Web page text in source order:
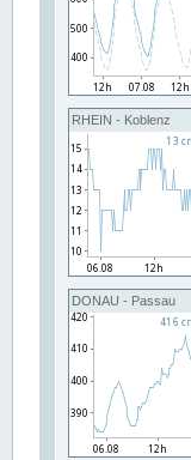
RHEIN - Koblenz
DONAU - Passau